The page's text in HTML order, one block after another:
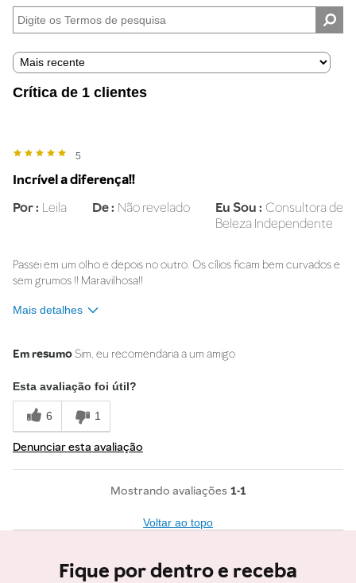
sou
Crítica de 1 clientes
5
Incrível a diferença!!
Por Leila De Não revelado Eu Sou
Consultora de
Beleza Independente
Passei em um olho e depois no outro. Os cílios ficam bem curvados e
sem grumos !! Maravilhosa!!
Mais detalhes
Em resumoSim, eu recomendaria a um amigo
Esta avaliação foi útil?
6 1
Denunciar esta avaliação
1-1
Voltar ao topo
Fique por dentro e receba